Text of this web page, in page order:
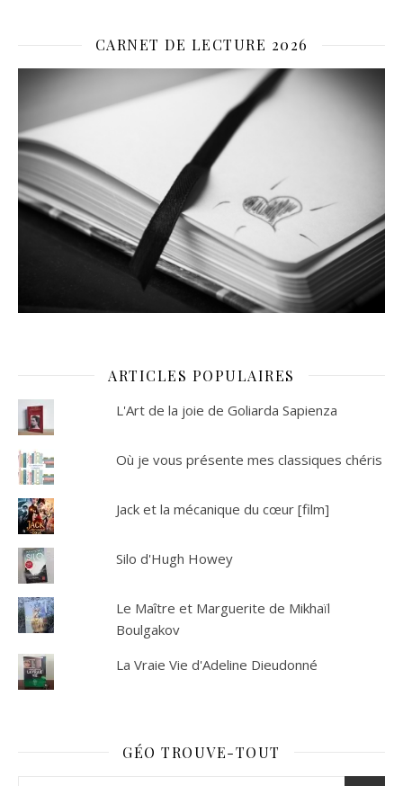
CARNET DE LECTURE 2026
ARTICLES POPULAIRES
L'Art de la joie de Goliarda Sapienza
Où je vous présente mes classiques chéris
Jack et la mécanique du cœur [film]
Silo d'Hugh Howey
Le Maître et Marguerite de Mikhaïl
Boulgakov
La Vraie Vie d'Adeline Dieudonné
GÉO TROUVE-TOUT